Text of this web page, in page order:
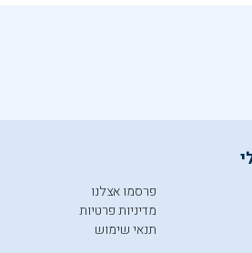
פרסמו אצלנו
מדיניות פרטיות
תנאי שימוש